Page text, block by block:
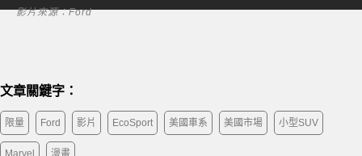
影片來源：Ford
文章關鍵字：
限量 Ford 影片 EcoSport 美國車系 美國市場 小型SUV
Marvel 漫畫